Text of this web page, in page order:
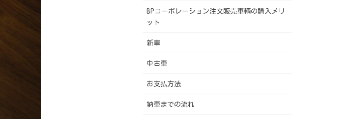
BPコーポレーション注文販売車輌の購入メリ
ット
新車
中古車
お支払方法
納車までの流れ